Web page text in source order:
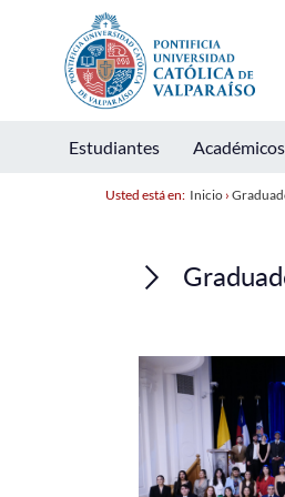
Estudiantes Académicos
Usted está en: Inicio›